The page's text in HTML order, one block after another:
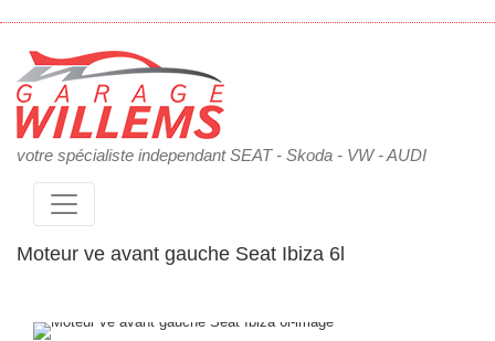
votre spécialiste independant SEAT - Skoda - VW - AUDI
Moteur ve avant gauche Seat Ibiza 6l